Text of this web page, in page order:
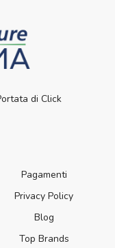
di Click
Pagamenti
Privacy Policy
Blog
Top Brands